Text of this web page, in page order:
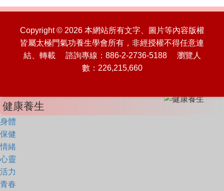
Copyright © 2026 本網站所有文字、圖片等內容版權
皆屬太極門氣功養生學會所有，非經授權不得任意連
結、轉載 諮詢專線：886-2-2736-5188 瀏覽人
數：226,215,660
健康養生
身體
保健
情緒
心靈
活力
青春